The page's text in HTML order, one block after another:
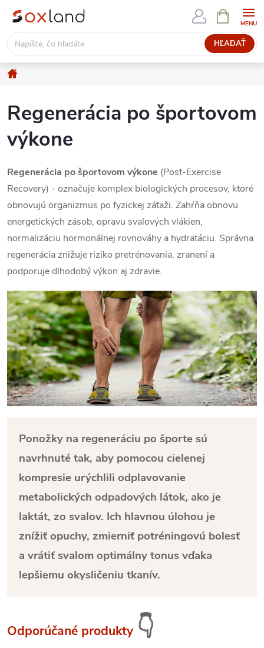
Prejsť
obsah
HĽADAŤ
KOŠÍK
Domov
Regenerácia po športovom
výkone
Regenerácia po športovom výkone (Post-Exercise
Recovery) - označuje komplex biologických procesov, ktoré
obnovujú organizmus po fyzickej záťaži. Zahŕňa obnovu
energetických zásob, opravu svalových vlákien,
normalizáciu hormonálnej rovnováhy a hydratáciu. Správna
regenerácia znižuje riziko pretrénovania, zranení a
podporuje dlhodobý výkon aj zdravie.
Ponožky na regeneráciu po športe sú
navrhnuté tak, aby pomocou cielenej
kompresie urýchlili odplavovanie
metabolických odpadových látok, ako je
laktát, zo svalov. Ich hlavnou úlohou je
znížiť opuchy, zmierniť potréningovú bolesť
a vrátiť svalom optimálny tonus vďaka
lepšiemu okysličeniu tkanív.
Odporúčané produkty 👇